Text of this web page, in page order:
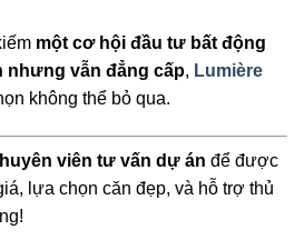
một cơ hội đầu tư bất động
nhưng vẫn đẳng cấp, Lumière
không thể bỏ qua.
viên tư vấn dự án để được
lựa chọn căn đẹp, và hỗ trợ thủ